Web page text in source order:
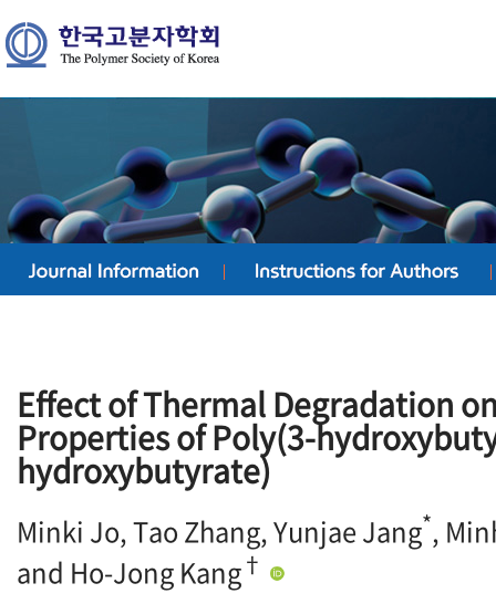
Effect of Thermal Degradation
Properties of Poly(3-
hydroxybutyrate)
Minki Jo, Tao Zhang, Yunjae Jang*,
and Ho-Jong Kang†